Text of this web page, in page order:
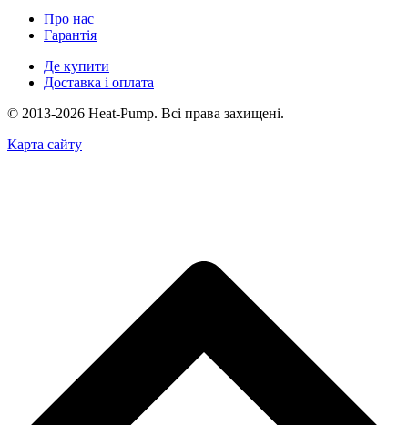
Про нас
Гарантія
Де купити
Доставка і оплата
© 2013-2026 Heat-Pump. Всі права захищені.
Карта сайту